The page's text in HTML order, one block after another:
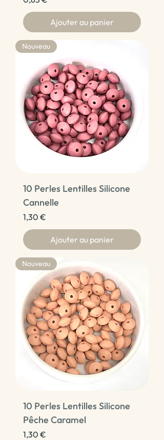
Ajouter au panier
Nouveau
10 Perles Lentilles Silicone
Cannelle
Prix
1,30 €
Ajouter au panier
Nouveau
10 Perles Lentilles Silicone
Pêche Caramel
Prix
1,30 €